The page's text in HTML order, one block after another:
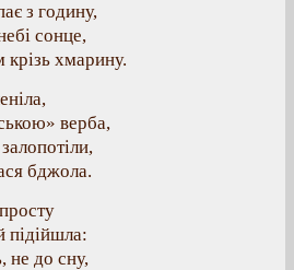
з годину,
сонце,
крізь хмарину.
верба,
бджола.
підійшла:
не до сну,